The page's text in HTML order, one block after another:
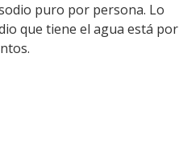
puro por persona. Lo
que tiene el agua está por